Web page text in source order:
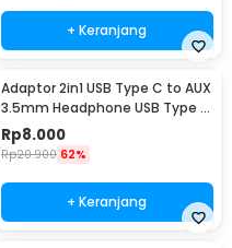
+ Keranjang
Adaptor 2in1 USB Type C to AUX
3.5mm Headphone USB Type C
- W1O33
Rp8.000
Rp20.900 62%
+ Keranjang